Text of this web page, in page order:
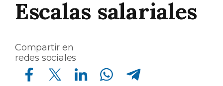
Escalas salariales
Compartir en
redes sociales
Compartir en Facebook Compartir en Twitter Compartir en Linkedin Compartir en Whatsapp Compartir en Telegram